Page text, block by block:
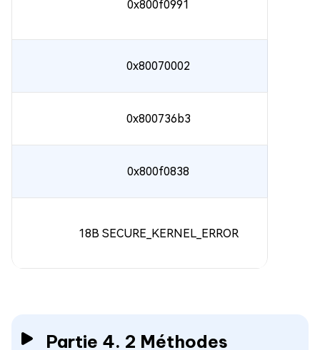
0x800f0991
0x80070002
0x800736b3
0x800f0838
18B SECURE_KERNEL_ERROR
Partie 4. 2 Méthodes